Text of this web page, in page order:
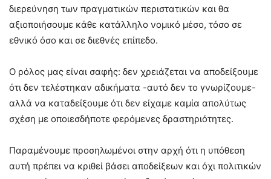
διερεύνηση των πραγματικών περιστατικών και θα
αξιοποιήσουμε κάθε κατάλληλο νομικό μέσο, τόσο σε
εθνικό όσο και σε διεθνές επίπεδο.
Ο ρόλος μας είναι σαφής: δεν χρειάζεται να αποδείξουμε
ότι δεν τελέστηκαν αδικήματα -αυτό δεν το γνωρίζουμε-
αλλά να καταδείξουμε ότι δεν είχαμε καμία απολύτως
σχέση με οποιεσδήποτε φερόμενες δραστηριότητες.
Παραμένουμε προσηλωμένοι στην αρχή ότι η υπόθεση
αυτή πρέπει να κριθεί βάσει αποδείξεων και όχι πολιτικών